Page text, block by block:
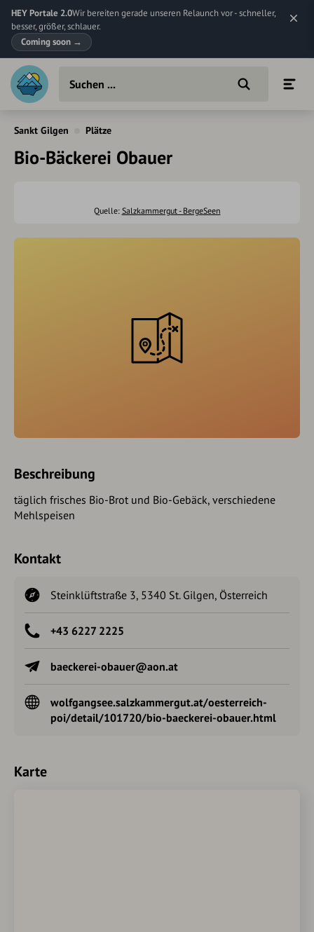
HEY Portale 2.0Wir bereiten gerade unseren Relaunch vor - schneller,
besser, größer, schlauer.
Coming soon →
Sankt Gilgen Plätze
Bio-Bäckerei Obauer
Quelle: Salzkammergut - BergeSeen
Beschreibung
täglich frisches Bio-Brot und Bio-Gebäck, verschiedene
Mehlspeisen
Kontakt
Steinklüftstraße 3, 5340 St. Gilgen, Österreich
+43 6227 2225
baeckerei-obauer@aon.at
wolfgangsee.salzkammergut.at/oesterreich-
poi/detail/101720/bio-baeckerei-obauer.html
Karte